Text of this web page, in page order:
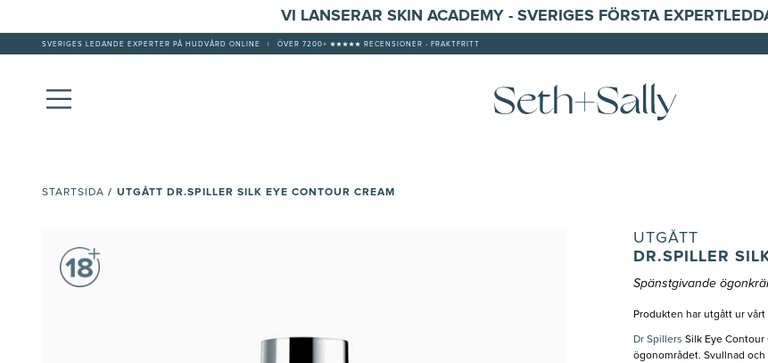
VI LANSERAR SKIN ACADEMY - SVERIGES FÖRSTA
SVERIGES LEDANDE EXPERTER PÅ HUDVÅRD ONLINE ÖVER 7200+ ★★★★★ RECENSIONER - FRAKTFRITT
STARTSIDA / UTGÅTT DR.SPILLER SILK EYE CONTOUR CREAM
UTGÅTT
DR.SPILLER
Spänstgivande
Produkten har utgått ur
Dr Spillers Silk Eye Contour
ögonområdet. Svullnad